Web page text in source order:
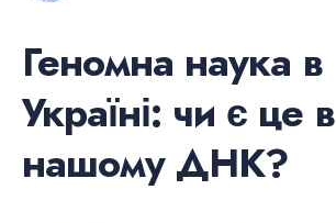
Геномна наука в
Україні: чи є це в
нашому ДНК?